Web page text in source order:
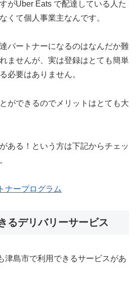
がUber Eats で配達している人た
くて個人事業主なんです。
パートナーになるのはなんだか難
ませんが、実は登録はとても簡単
必要はありません。
ができるのでメリットはとても大
ある！という方は下記からチェッ
ナープログラム
るデリバリーサービス
津島市で利用できるサービスがあ